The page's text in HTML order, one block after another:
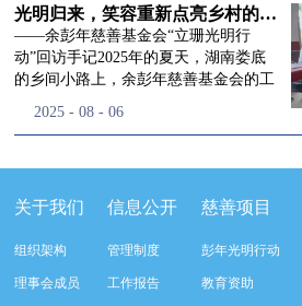
流程，完成了新一届治理层的选举任
命，全新的第四届理事会正式组建完
成：选举彭志兵、徐滨、彭新英、李
栋、李玲辉、郭启兴、梅鑫为余彭年慈
余彭年慈善基金会第四届理事会监事。
徐滨先生当选余彭年慈善基金会第四届
先生依次为新一任理事长徐滨先生及秘
新起点上，基金会将始终坚守创立初
心，继续沿着余彭年先生的慈善足迹稳
步前行：一方面将持续巩固已有的品牌
景，这份认可，也让我们更加笃定前行
的脚步。启动仪式落幕之后，我们没有
即刻返程，联合赤峰市残联的工作人
员、专业医护队伍走入乡间小路，随机
小路弯弯曲曲，两边是繁茂的林木，我
家中。简朴的乡村民居陈设简单，老人
往日家中大大小小的农活，全都压在了
老伴一人肩上。此前季爷爷的左眼早已
彻底失明，卧床的日子里视野一片昏
峰市残联理事长孙德欣对我们“彭年光
明行动”给予了高度的肯定，他表示“彭
年光明行动”不仅仅是帮助白内障患者
恢复光明，最重要的是减轻了患者家庭
事业的生动体现。随后余彭年慈善基金
光明行动”在内蒙的点点滴滴，并希望
覆盖，加强术后随访与科普宣传，同时
仪式后余彭年慈善基金会一行实地探访
了项目实施的一线情况，详细了解了患
光明归来，笑容重新点亮乡村的角落
——余彭年慈善基金会“立珊光明行
动”回访手记2025年的夏天，湖南娄底
的乡间小路上，余彭年慈善基金会的工
着一份特别的牵挂，走进了一个个普通
曾经被白内障困扰的老人，在接受
发生了怎样的变化。“现在能看清菜苗
来到涟源市渡头塘乡洪家村。72岁的曾
爷爷正在自家菜地里忙碌。他曾是村里
2025 - 08 - 06
关于我们
组织架构
理事会成员
信息公开
管理制度
工作报告
慈善项目
彭年光明行动
教育资助